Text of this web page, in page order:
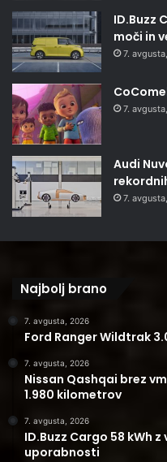
ID.Buzz
moči in
7.
7.
Audi
7.
Najbolj brano
7. avgusta, 2026
Ford Ranger Wildtrak
7. avgusta, 2026
Nissan Qashqai brez
1.980 kilometrov
7. avgusta, 2026
ID.Buzz Cargo 58 kWh
uporabnosti